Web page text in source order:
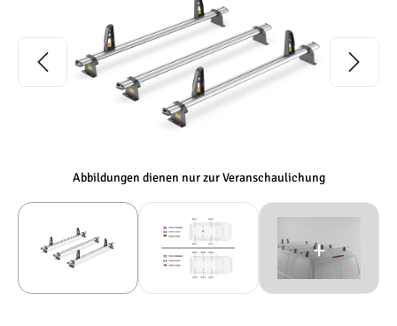
Abbildungen dienen nur zur Veranschaulichung